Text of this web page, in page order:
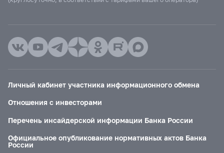
Личный кабинет участника информационного обмена
Отношения с инвесторами
Перечень инсайдерской информации Банка России
Официальное опубликование нормативных актов Банка
России